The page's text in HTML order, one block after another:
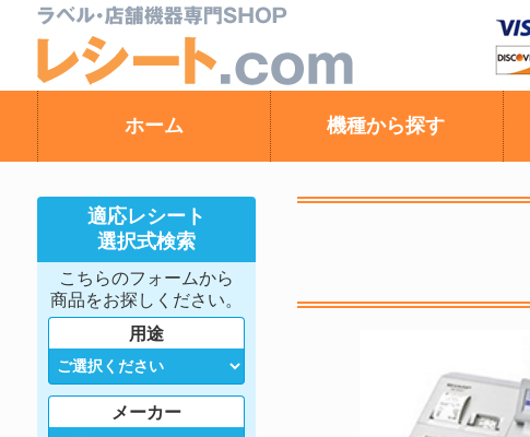
ホーム 機種から探す
適応レシート
選択式検索
こちらのフォームから
商品をお探しください。
用途
メーカー